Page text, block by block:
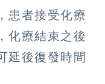
患者接受化療
化療結束之後
延後復發時間